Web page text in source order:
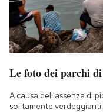
Le foto dei parchi
A causa dell'assenza di
solitamente